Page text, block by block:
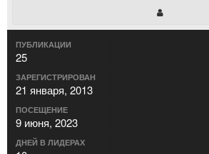
ПУБЛИКАЦИИ
25
ЗАРЕГИСТРИРОВАН
21 января, 2013
ПОСЕЩЕНИЕ
9 июня, 2023
ДНЕЙ В ЛИДЕРАХ